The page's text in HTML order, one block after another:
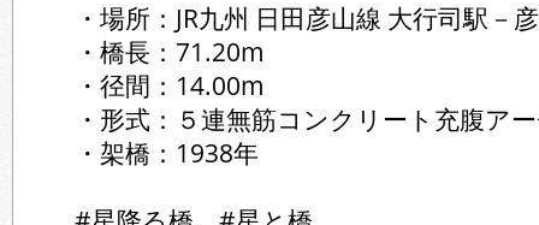
・場所：JR九州 日田彦山線 大行司駅－
・橋長：71.20m
・径間：14.00m
・形式：５連無筋コンクリート充腹ア
・架橋：1938年